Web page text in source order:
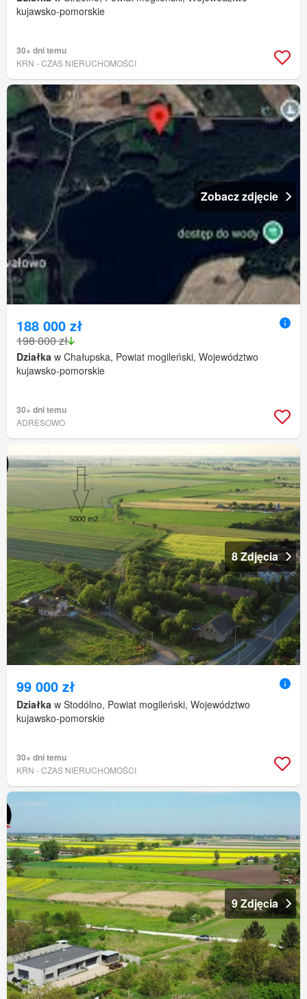
kujawsko-pomorskie
30+ dni temu
KRN - CZAS NIERUCHOMOŚCI
Zobacz zdjęcie
188 000 zł
198 000 zł
Działka w Chałupska, Powiat mogileński, Województwo
kujawsko-pomorskie
30+ dni temu
ADRESOWO
8 Zdjęcia
99 000 zł
Działka w Stodólno, Powiat mogileński, Województwo
kujawsko-pomorskie
30+ dni temu
KRN - CZAS NIERUCHOMOŚCI
9 Zdjęcia